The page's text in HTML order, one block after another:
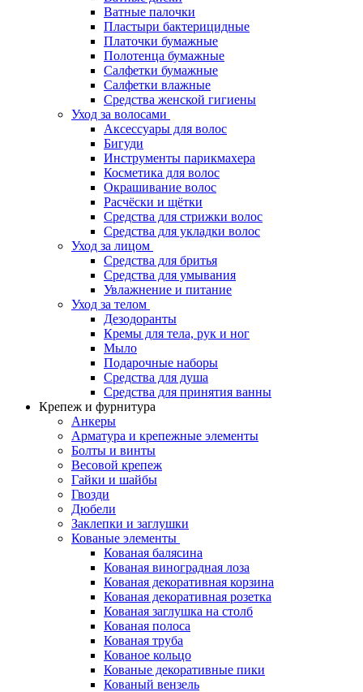
Ватные палочки
Пластыри бактерицидные
Платочки бумажные
Полотенца бумажные
Салфетки бумажные
Салфетки влажные
Средства женской гигиены
Уход за волосами
Аксессуары для волос
Бигуди
Инструменты парикмахера
Косметика для волос
Окрашивание волос
Расчёски и щётки
Средства для стрижки волос
Средства для укладки волос
Уход за лицом
Средства для бритья
Средства для умывания
Увлажнение и питание
Уход за телом
Дезодоранты
Кремы для тела, рук и ног
Мыло
Подарочные наборы
Средства для душа
Средства для принятия ванны
Крепеж и фурнитура
Анкеры
Арматура и крепежные элементы
Болты и винты
Весовой крепеж
Гайки и шайбы
Гвозди
Дюбели
Заклепки и заглушки
Кованые элементы
Кованая балясина
Кованая виноградная лоза
Кованая декоративная корзина
Кованая декоративная розетка
Кованая заглушка на столб
Кованая полоса
Кованая труба
Кованое кольцо
Кованые декоративные пики
Кованый вензель